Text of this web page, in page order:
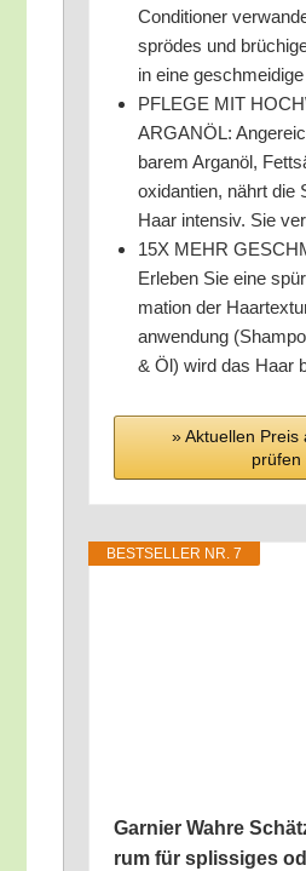
Con­di­tio­ner
sprö­des und
in eine
PFLEGE MIT
ARGANÖL:
ba­rem Argan­öl,
oxi­dan­ti­en, nährt die
Haar inten­siv. Sie
15X MEHR
Erle­ben Sie eine
ma­ti­on der
an­wen­dung
& Öl) wird das Haar
» Aktu­el­len Preis
prü­fen
BEST­SEL­LER NR. 7
Gar­nier Wah­re
rum für splis­si­ges